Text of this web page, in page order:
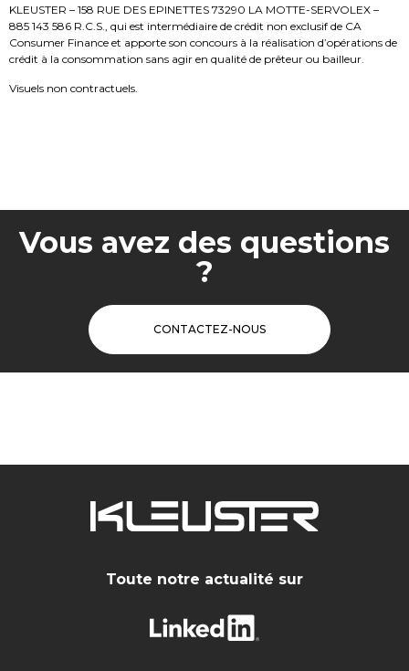
KLEUSTER – 158 RUE DES EPINETTES 73290 LA MOTTE-SERVOLEX –
885 143 586 R.C.S., qui est intermédiaire de crédit non exclusif de CA
Consumer Finance et apporte son concours à la réalisation d’opérations de
crédit à la consommation sans agir en qualité de prêteur ou bailleur.
Visuels non contractuels.
Vous avez des questions
?
CONTACTEZ-NOUS
Toute notre actualité sur